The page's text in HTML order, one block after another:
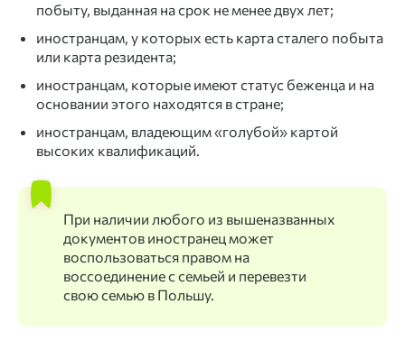
побыту, выданная на срок не менее двух лет;
иностранцам, у которых есть карта сталего побыта
или карта резидента;
иностранцам, которые имеют статус беженца и на
основании этого находятся в стране;
иностранцам, владеющим «голубой» картой
высоких квалификаций.
При наличии любого из вышеназванных
документов иностранец может
воспользоваться правом на
воссоединение с семьей и перевезти
свою семью в Польшу.